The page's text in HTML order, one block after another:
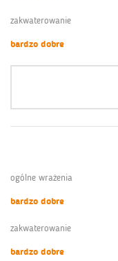
zakwaterowanie
bardzo dobre
ogólne wrażenia
bardzo dobre
zakwaterowanie
bardzo dobre